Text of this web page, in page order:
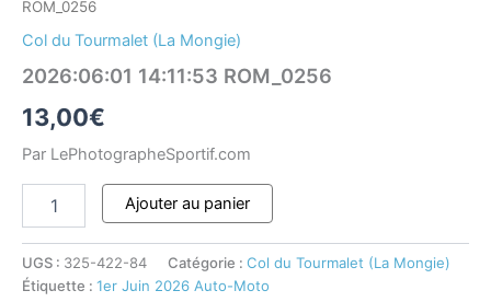
ROM_0256
Col du Tourmalet (La Mongie)
2026:06:01 14:11:53 ROM_0256
13,00€
Par LePhotographeSportif.com
Ajouter au panier
UGS : 325-422-84 Catégorie : Col du Tourmalet (La Mongie)
Étiquette : 1er Juin 2026 Auto-Moto